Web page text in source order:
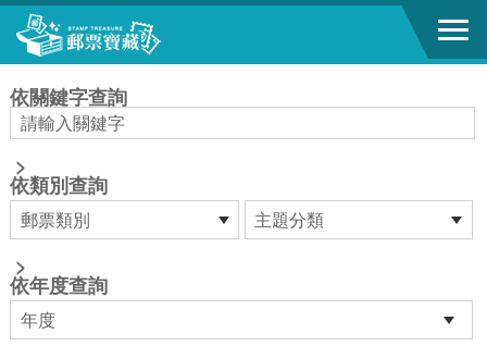
跳到主要內容區塊
依關鍵字查詢
>
依類別查詢
>
依年度查詢